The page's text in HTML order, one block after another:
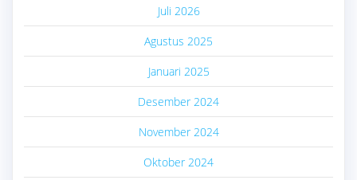
Juli 2026
Agustus 2025
Januari 2025
Desember 2024
November 2024
Oktober 2024